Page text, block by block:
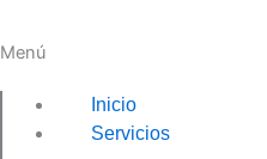
Menú
Inicio
Servicios